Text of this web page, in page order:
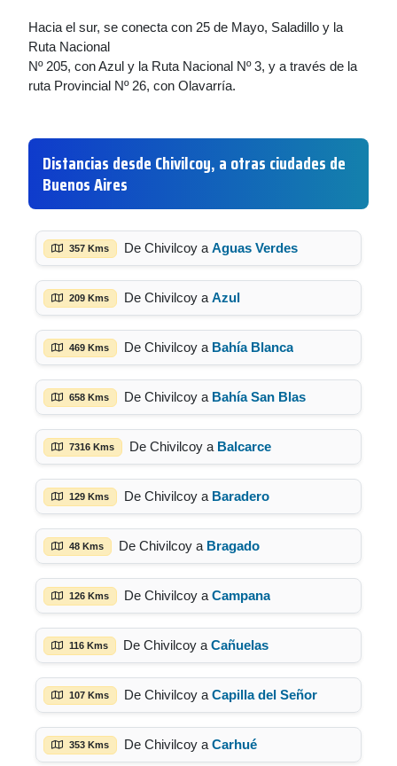
Hacia el sur, se conecta con 25 de Mayo, Saladillo y la
Ruta Nacional
Nº 205, con Azul y la Ruta Nacional Nº 3, y a través de la
ruta Provincial Nº 26, con Olavarría.
Distancias desde Chivilcoy, a otras ciudades de
Buenos Aires
357 Kms De Chivilcoy a Aguas Verdes
209 Kms De Chivilcoy a Azul
469 Kms De Chivilcoy a Bahía Blanca
658 Kms De Chivilcoy a Bahía San Blas
7316 Kms De Chivilcoy a Balcarce
129 Kms De Chivilcoy a Baradero
48 Kms De Chivilcoy a Bragado
126 Kms De Chivilcoy a Campana
116 Kms De Chivilcoy a Cañuelas
107 Kms De Chivilcoy a Capilla del Señor
353 Kms De Chivilcoy a Carhué